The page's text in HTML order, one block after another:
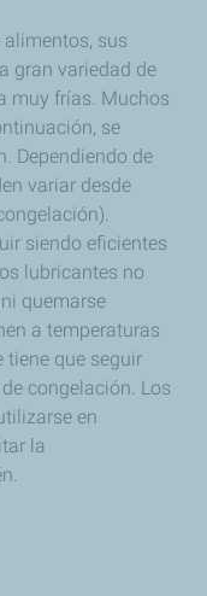
sus
gran variedad de
muy frías. Muchos
se
Dependiendo de
variar desde
siendo eficientes
lubricantes no
quemarse
a temperaturas
tiene que seguir
congelación. Los
en
la